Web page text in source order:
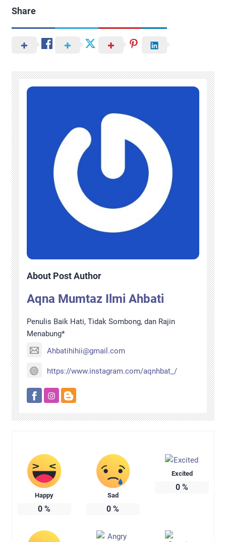
Share
About Post Author
Aqna Mumtaz Ilmi Ahbati
Penulis Baik Hati, Tidak Sombong, dan Rajin
Menabung*
Ahbatihihii@gmail.com
https://www.instagram.com/aqnhbat_/
Happy
0%
Sad
0 %
Excited
0 %